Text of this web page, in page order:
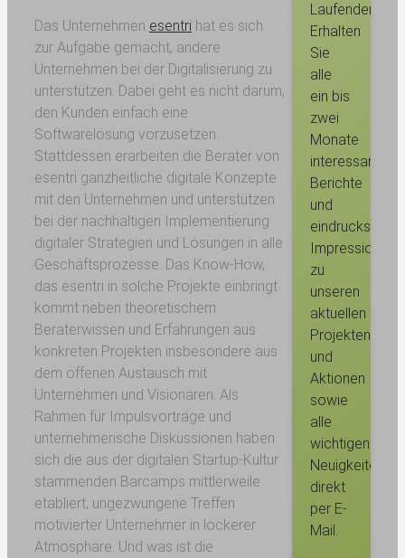
Das Unternehmen esentri hat es sich
zur Aufgabe gemacht, andere
Unternehmen bei der Digitalisierung zu
unterstützen. Dabei geht es nicht darum,
den Kunden einfach eine
Softwarelösung vorzusetzen.
Stattdessen erarbeiten die Berater von
esentri ganzheitliche digitale Konzepte
mit den Unternehmen und unterstützen
bei der nachhaltigen Implementierung
digitaler Strategien und Lösungen in alle
Geschäftsprozesse. Das Know-How,
das esentri in solche Projekte einbringt
kommt neben theoretischem
Beraterwissen und Erfahrungen aus
konkreten Projekten insbesondere aus
dem offenen Austausch mit
Unternehmen und Visionären. Als
Rahmen für Impulsvorträge und
unternehmerische Diskussionen haben
sich die aus der digitalen Startup-Kultur
stammenden Barcamps mittlerweile
etabliert; ungezwungene Treffen
motivierter Unternehmer in lockerer
Atmosphäre. Und was ist die
Laufenden.
Erhalten
Sie
alle
ein bis
zwei
Monate
interessante
Berichte
und
eindrucksvolle
Impressionen
zu
unseren
aktuellen
Projekten
und
Aktionen
sowie
alle
wichtigen
Neuigkeiten
direkt
per E-
Mail.